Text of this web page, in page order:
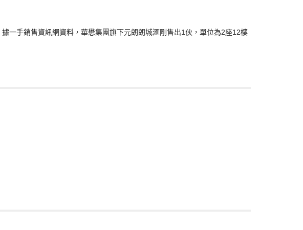
一手銷售資訊網資料，華懋集團旗下元朗朗城滙剛售出1伙，單位為2座12樓